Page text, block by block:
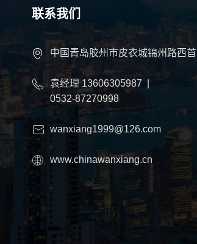
联系我们
中国青岛胶州市皮衣城锦州路西首
袁经理13606305987
0532-87270998
wanxiang1999@126.com
www.chinawanxiang.cn